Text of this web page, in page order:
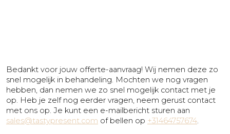
Bedankt voor jouw offerte-aanvraag! Wij nemen deze zo
snel mogelijk in behandeling. Mochten we nog vragen
hebben, dan nemen we zo snel mogelijk contact met je
op. Heb je zelf nog eerder vragen, neem gerust contact
met ons op. Je kunt een e-mailbericht sturen aan
sales@tastypresent.com of bellen op +31464757674.